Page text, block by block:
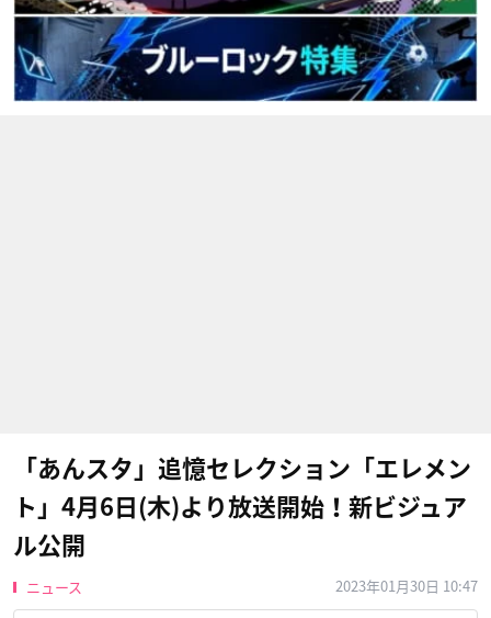
「あんスタ」追憶セレクション「エレメン
ト」4月6日(木)より放送開始！新ビジュア
ル公開
ニュース 2023年01月30日 10:47